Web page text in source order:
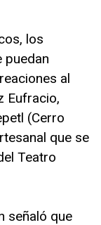
los
puedan
al
Eufracio,
(Cerro
que se
Teatro
señaló que